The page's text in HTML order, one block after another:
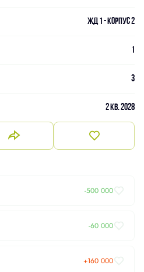
ЖД 1 - Корпус 2
1
3
2 кв. 2028
-500 000
-60 000
+160 000